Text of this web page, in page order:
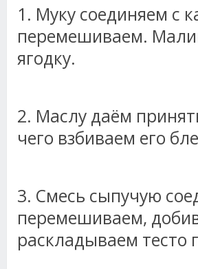
1. Муку соединяем с
перемешиваем.
ягодку.
2. Маслу даём
чего взбиваем его
3. Смесь сыпучую
перемешиваем,
раскладываем тесто